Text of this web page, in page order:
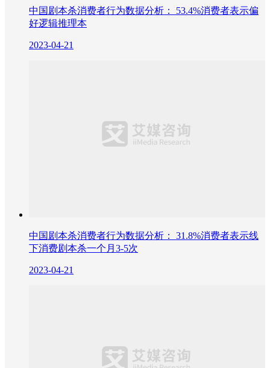
中国剧本杀消费者行为数据分析： 53.4%消费者表示偏
好逻辑推理本
2023-04-21
中国剧本杀消费者行为数据分析： 31.8%消费者表示线
下消费剧本杀一个月3-5次
2023-04-21